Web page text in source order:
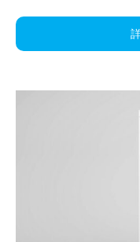
製および木製化粧パネ
イテムが揃っています